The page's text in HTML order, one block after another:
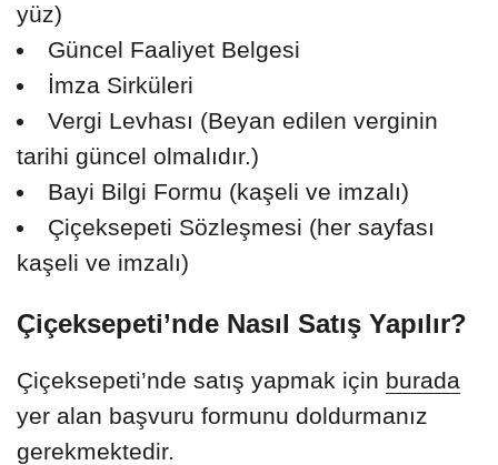
yüz)
Güncel Faaliyet Belgesi
İmza Sirküleri
Vergi Levhası (Beyan edilen verginin
tarihi güncel olmalıdır.)
Bayi Bilgi Formu (kaşeli ve imzalı)
Çiçeksepeti Sözleşmesi (her sayfası
kaşeli ve imzalı)
Çiçeksepeti’nde Nasıl Satış Yapılır?
Çiçeksepeti’nde satış yapmak için burada
yer alan başvuru formunu doldurmanız
gerekmektedir.